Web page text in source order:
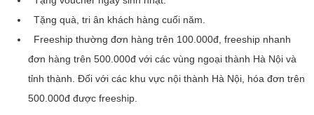
Tặng quà, tri ân khách hàng cuối năm.
Freeship thường đơn hàng trên 100.000đ, freeship nhanh
đơn hàng trên 500.000đ với các vùng ngoại thành Hà Nội và
tỉnh thành. Đối với các khu vực nội thành Hà Nội, hóa đơn trên
500.000đ được freeship.